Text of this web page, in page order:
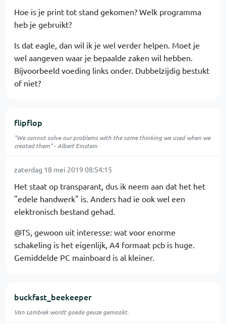
Hoe is je print tot stand gekomen? Welk programma
heb je gebruikt?
Is dat eagle, dan wil ik je wel verder helpen. Moet je
wel aangeven waar je bepaalde zaken wil hebben.
Bijvoorbeeld voeding links onder. Dubbelzijdig bestukt
of niet?
flipflop
"We cannot solve our problems with the same thinking we used when we
created them" - Albert Einstein
zaterdag 18 mei 2019 08:54:15
Het staat op transparant, dus ik neem aan dat het het
"edele handwerk" is. Anders had ie ook wel een
elektronisch bestand gehad.
@TS, gewoon uit interesse: wat voor enorme
schakeling is het eigenlijk, A4 formaat pcb is huge.
Gemiddelde PC mainboard is al kleiner.
buckfast_beekeeper
Van Lambiek wordt goede geuze gemaakt.